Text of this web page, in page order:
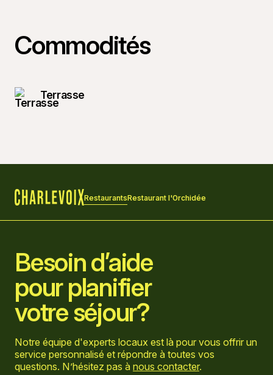
Commodités
Terrasse
RestaurantsRestaurant l'Orchidée
Besoin d’aide
pour planifier
votre séjour?
Notre équipe d'experts locaux est là pour vous offrir un
service personnalisé et répondre à toutes vos
questions. N’hésitez pas à nous contacter.